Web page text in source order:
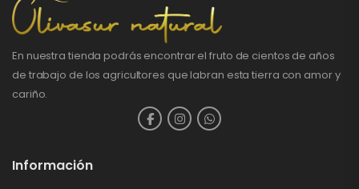
En nuestra tienda podrás encontrar el fruto de cientos de años
de trabajo de los agricultores que labran esta tierra con amor y
cariño.
Información